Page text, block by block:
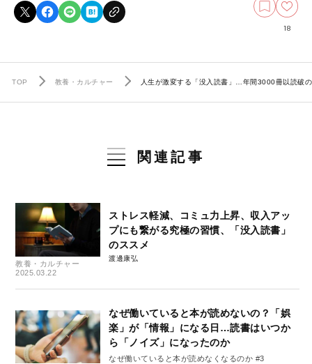
18
TOP 教養・カルチャー 人生が激変する「没入読書」…年間3000冊以読破
関連記事
教養・カルチャー
2025.03.22
ストレス軽減、コミュ力上昇、収入アッ
プにも繋がる究極の習慣、「没入読書」
のススメ
渡邊康弘
なぜ働いていると本が読めないの？「娯
楽」が「情報」になる日…読書はいつか
ら「ノイズ」になったのか
なぜ働いていると本が読めなくなるのか #3